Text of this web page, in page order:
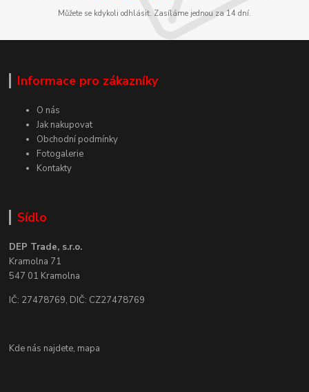
Můžete se kdykoli odhlásit. Zasíláme jednou za 14 dní.
Informace pro zákazníky
O nás
Jak nakupovat
Obchodní podmínky
Fotogalerie
Kontakty
Sídlo
DEP Trade, s.r.o.
Kramolna 71
547 01 Kramolna
IČ: 27478769, DIČ: CZ27478769
Kde nás najdete, mapa